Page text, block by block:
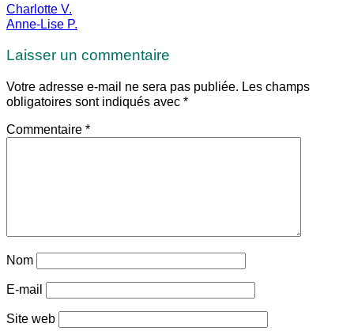
Charlotte V.
Anne-Lise P.
Laisser un commentaire
Votre adresse e-mail ne sera pas publiée. Les champs
obligatoires sont indiqués avec *
Commentaire *
Nom
E-mail
Site web